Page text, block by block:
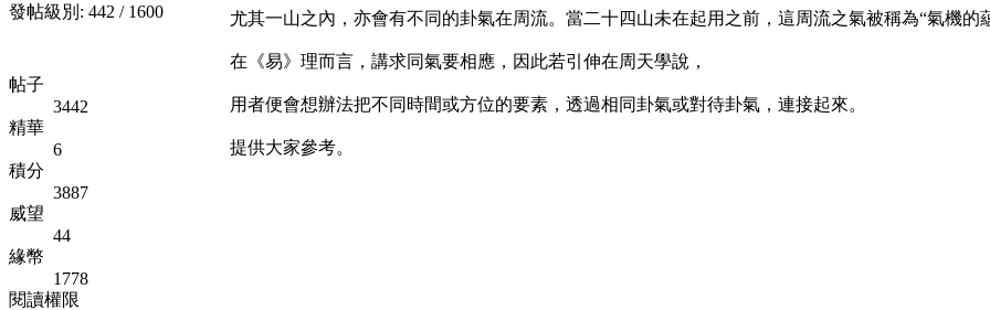
發帖級別: 442 / 1600
帖子
3442
精華
6
積分
3887
威望
44
緣幣
1778
閱讀權限
尤其一山之內，亦會有不同的卦氣在周流。當二十四山未在起用之前，這周流之氣被稱為“氣機的
在《易》理而言，講求同氣要相應，因此若引伸在周天學說，
用者便會想辦法把不同時間或方位的要素，透過相同卦氣或對待卦氣，連接起來。
提供大家參考。